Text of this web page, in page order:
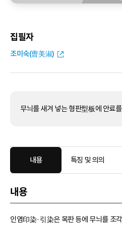
집필자
조미숙(曺美淑)
무늬를 새겨 넣는 형판型板에 안료
내용 특징 및 의의
내용
인염印染·引染은 목판 등에 무늬를 조